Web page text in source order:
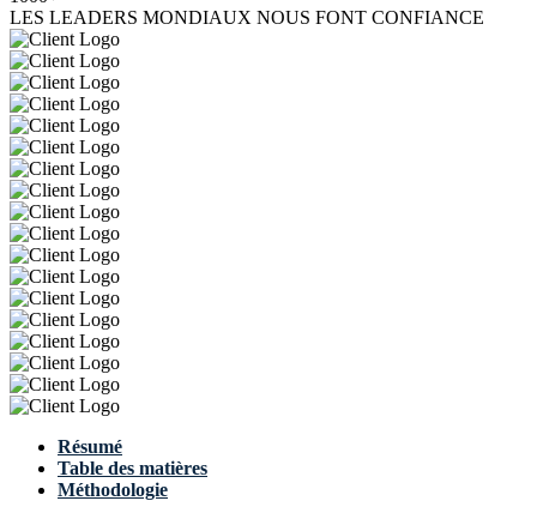
LES LEADERS MONDIAUX NOUS FONT CONFIANCE
Résumé
Table des matières
Méthodologie